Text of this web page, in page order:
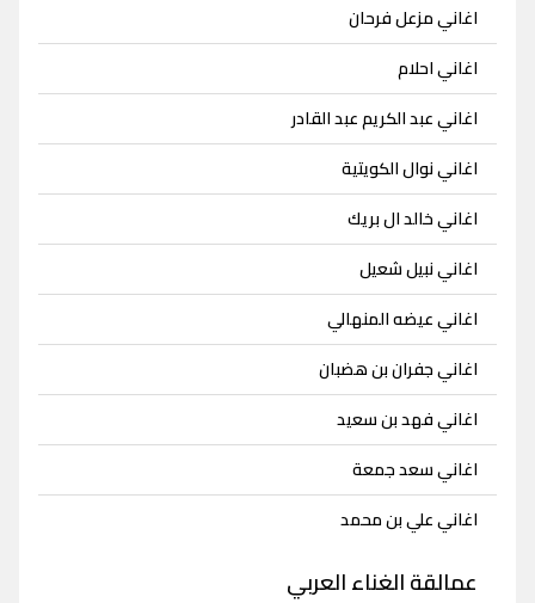
اغاني مزعل فرحان
اغاني احلام
اغاني عبد الكريم عبد القادر
اغاني نوال الكويتية
اغاني خالد ال بريك
اغاني نبيل شعيل
اغاني عيضه المنهالي
اغاني جفران بن هضبان
اغاني فهد بن سعيد
اغاني سعد جمعة
اغاني علي بن محمد
عمالقة الغناء العربي